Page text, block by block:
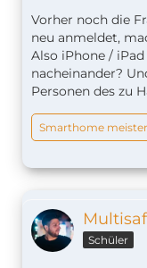
Vorher noch die
neu anmeldet,
Also iPhone /
nacheinander?
Personen des zu
Smarthome
Schüler